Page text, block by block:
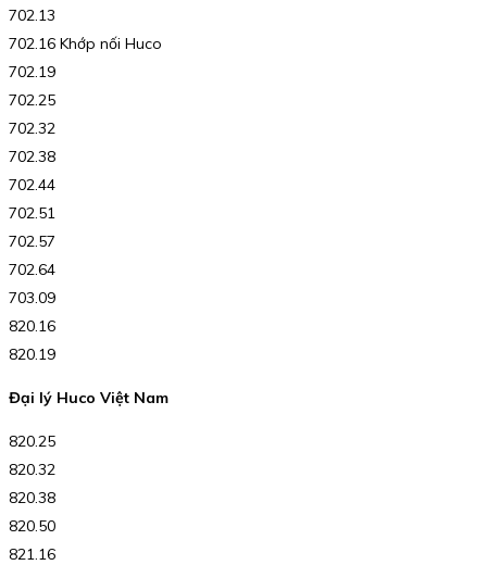
702.13
702.16 Khớp nối Huco
702.19
702.25
702.32
702.38
702.44
702.51
702.57
702.64
703.09
820.16
820.19
Đại lý Huco Việt Nam
820.25
820.32
820.38
820.50
821.16